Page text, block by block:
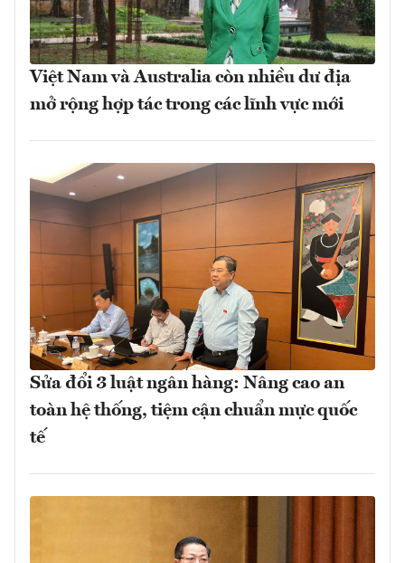
Việt Nam và Australia còn nhiều dư địa
mở rộng hợp tác trong các lĩnh vực mới
Sửa đổi 3 luật ngân hàng: Nâng cao an
toàn hệ thống, tiệm cận chuẩn mực quốc
tế